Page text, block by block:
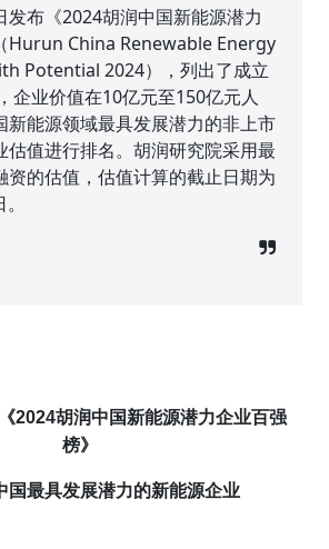
发布《2024胡润中国新能源潜力
Hurun China Renewable Energy
Potential 2024），列出了成立
企业价值在10亿元至150亿元人
新能源领域最具发展潜力的非上市
估值进行排名。胡润研究院采用最
资的估值，估值计算的截止日期为
2024胡润中国新能源潜力企业百强
榜》
国最具发展潜力的新能源企业